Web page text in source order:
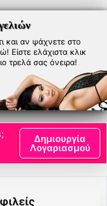
και οικονομικό
και αν ψάχνετε στο
Είστε ελάχιστα κλικ
τρελά σας όνειρα!
Δημιουργία
Λογαριασμού